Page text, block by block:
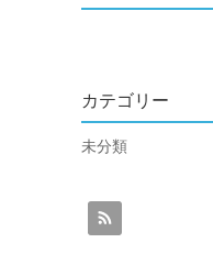
カテゴリー
未分類